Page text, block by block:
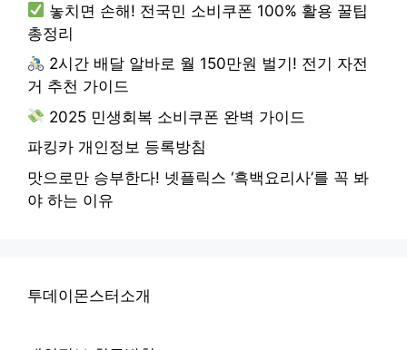
놓치면 손해! 전국민 소비쿠폰 100% 활용 꿀팁
총정리
2시간 배달 알바로 월 150만원 벌기! 전기 자전
거 추천 가이드
2025 민생회복 소비쿠폰 완벽 가이드
파킹카 개인정보 등록방침
맛으로만 승부한다! 넷플릭스 ‘흑백요리사’를 꼭 봐
야 하는 이유
투데이몬스터소개